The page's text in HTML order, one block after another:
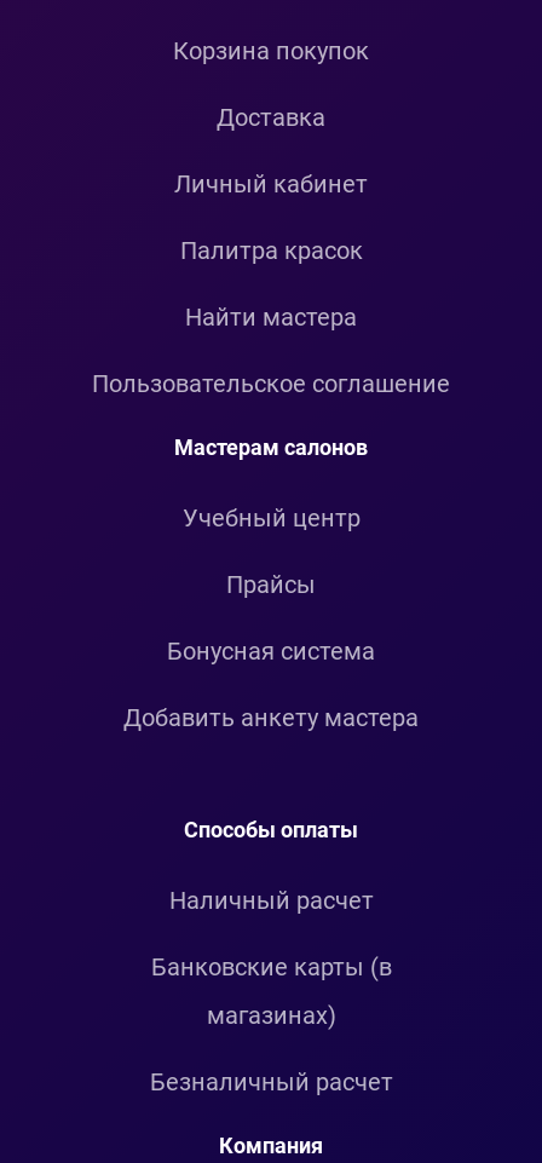
Корзина покупок
Доставка
Личный кабинет
Палитра красок
Найти мастера
Пользовательское соглашение
Мастерам салонов
Учебный центр
Прайсы
Бонусная система
Добавить анкету мастера
Способы оплаты
Наличный расчет
Банковские карты (в
магазинах)
Безналичный расчет
Компания